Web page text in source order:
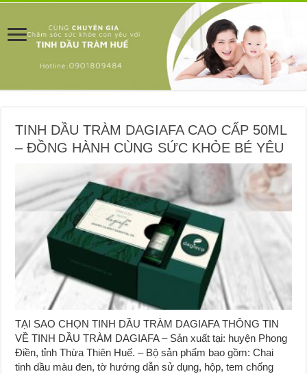
TINH DẦU TRÀM DAGIAFA CAO CẤP 50ML
– ĐỒNG HÀNH CÙNG SỨC KHỎE BÉ YÊU
TẠI SAO CHỌN TINH DẦU TRÀM DAGIAFA THÔNG TIN
VỀ TINH DẦU TRÀM DAGIAFA – Sản xuất tại: huyện Phong
Điền, tỉnh Thừa Thiên Huế. – Bộ sản phẩm bao gồm: Chai
tinh dầu màu đen, tờ hướng dẫn sử dụng, hộp, tem chống